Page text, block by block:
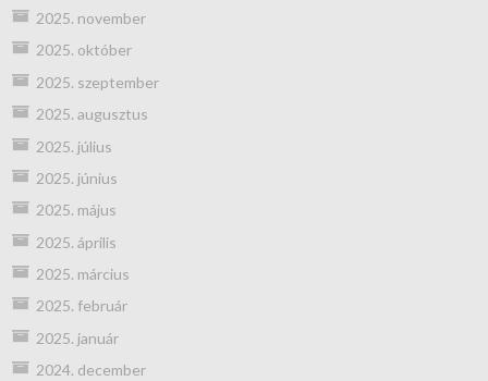
2025. november
2025. október
2025. szeptember
2025. augusztus
2025. július
2025. június
2025. május
2025. április
2025. március
2025. február
2025. január
2024. december